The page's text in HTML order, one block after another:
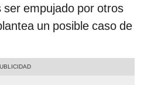
empujado por otros
un posible caso de